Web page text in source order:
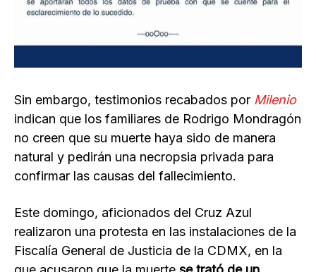
Sin embargo, testimonios recabados por Milenio
indican que los familiares de Rodrigo Mondragón
no creen que su muerte haya sido de manera
natural y pedirán una necropsia privada para
confirmar las causas del fallecimiento.
Este domingo, aficionados del Cruz Azul
realizaron una protesta en las instalaciones de la
Fiscalía General de Justicia de la CDMX, en la